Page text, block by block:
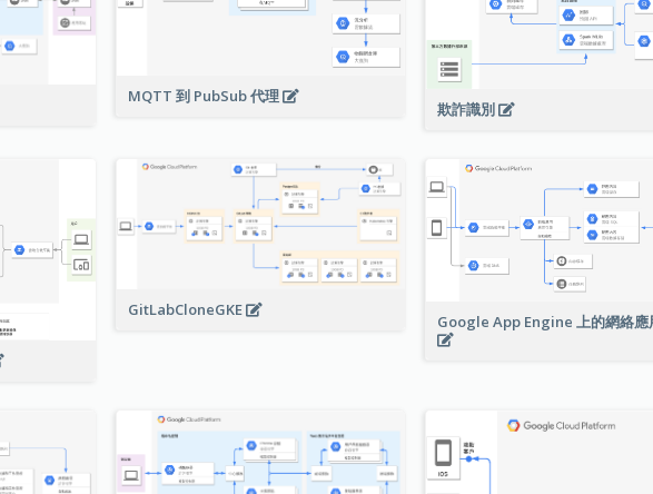
MQTT 到 PubSub 代理
欺詐識別
GitLabCloneGKE
Google App Engine 上的網絡